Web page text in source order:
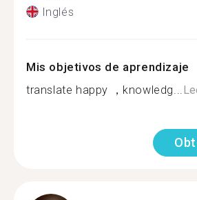
Inglés
Mis objetivos de aprendizaje
translate happy ，knowledg...